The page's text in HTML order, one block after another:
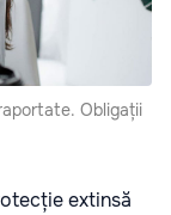
Obligații
extinsă